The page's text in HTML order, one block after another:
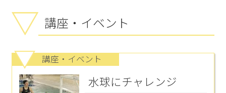
講座・イベント
講座・イベント
水球にチャレンジ